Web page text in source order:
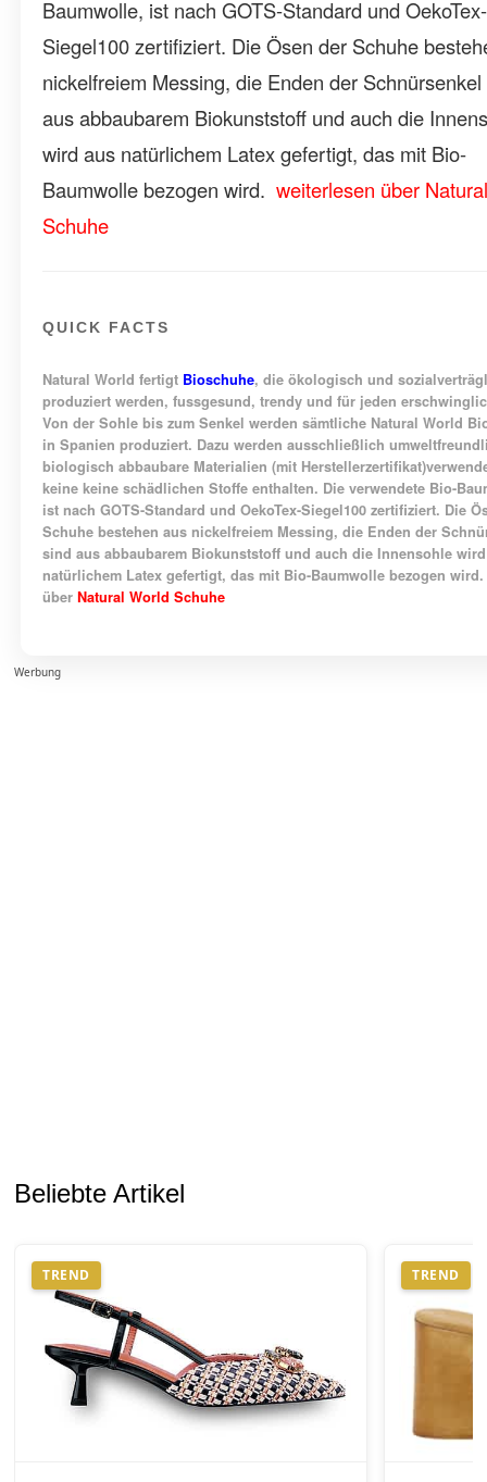
Baumwolle, ist nach GOTS-Standard und OekoTex-
Siegel100 zertifiziert. Die Ösen der Schuhe
nickelfreiem Messing, die Enden der
aus abbaubarem Biokunststoff und auch die
wird aus natürlichem Latex gefertigt, das mit Bio-
Baumwolle bezogen wird.weiterlesen über
Schuhe
QUICK FACTS
Natural World fertigt Bioschuhe, die ökologisch und
produziert werden, fussgesund, trendy und für jeden
Von der Sohle bis zum Senkel werden sämtliche Natural World
in Spanien produziert. Dazu werden ausschließlich
biologisch abbaubare Materialien (mit
keinekeine schädlichen Stoffeenthalten. Die verwendete Bio-
ist nach GOTS-Standard und OekoTex-Siegel100 zertifiziert. Die
Schuhe bestehen aus nickelfreiem Messing, die Enden der
sind aus abbaubarem Biokunststoff und auch die Innensohle
natürlichem Latex gefertigt, das mit Bio-Baumwolle bezogen
überNatural World Schuhe
Werbung
Beliebte Artikel
TREND TREND